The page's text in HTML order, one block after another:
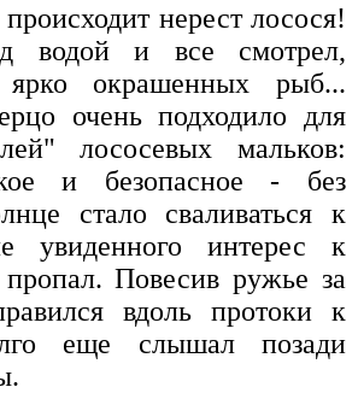
нерест лосося!
водой и все смотрел,
окрашенных рыб...
очень подходило для
лососевых мальков:
и безопасное - без
стало сваливаться к
увиденного интерес к
Повесив ружье за
вдоль протоки к
еще слышал позади